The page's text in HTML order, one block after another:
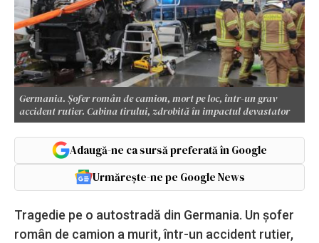
Germania. Șofer român de camion, mort pe loc, într-un grav
accident rutier. Cabina tirului, zdrobită în impactul devastator
Adaugă-ne ca sursă preferată în Google
Urmărește-ne pe Google News
Tragedie pe o autostradă din Germania. Un șofer
român de camion a murit, într-un accident rutier,